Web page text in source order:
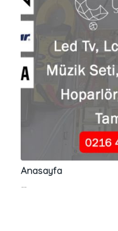
Anasayfa